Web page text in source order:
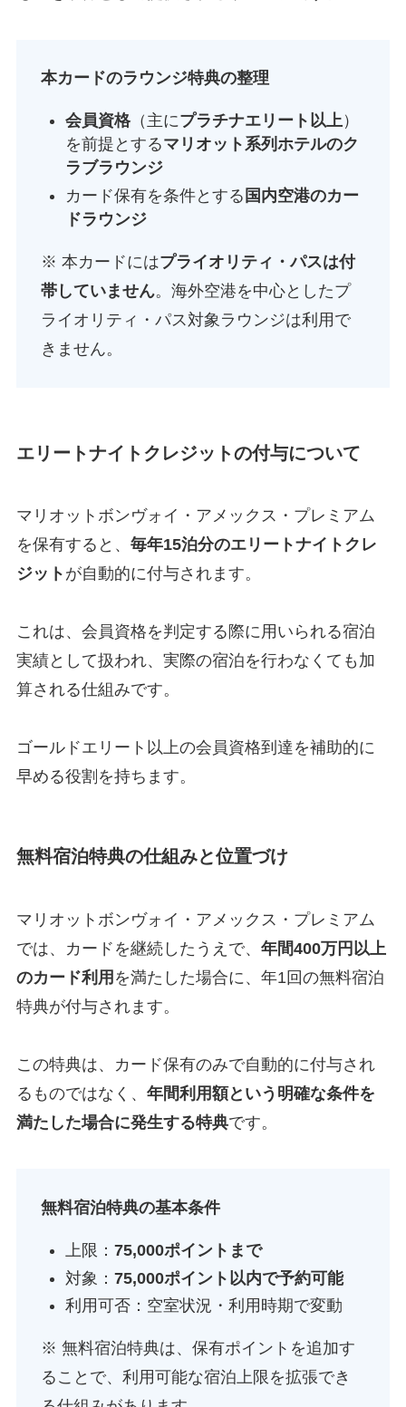
本カードのラウンジ特典の整理
会員資格（主にプラチナエリート以上）
を前提とするマリオット系列ホテルのク
ラブラウンジ
カード保有を条件とする 国内空港のカー
ドラウンジ
※ 本カードにはプライオリティ・パスは付
帯していません。海外空港を中心としたプ
ライオリティ・パス対象ラウンジは利用で
きません。
エリートナイトクレジットの付与について
マリオットボンヴォイ・アメックス・プレミアム
を保有すると、 毎年15泊分のエリートナイトクレ
ジット が自動的に付与されます。
これは、会員資格を判定する際に用いられる宿泊
実績として扱われ、実際の宿泊を行わなくても加
算される仕組みです。
ゴールドエリート以上の会員資格到達を補助的に
早める役割を持ちます。
無料宿泊特典の仕組みと位置づけ
マリオットボンヴォイ・アメックス・プレミアム
では、カードを継続したうえで、 年間400万円以上
のカード利用 を満たした場合に、年1回の無料宿泊
特典が付与されます。
この特典は、カード保有のみで自動的に付与され
るものではなく、 年間利用額という明確な条件を
満たした場合に発生する特典です。
無料宿泊特典の基本条件
上限： 75,000ポイントまで
対象： 75,000ポイント以内で予約可能
利用可否：空室状況・利用時期で変動
※ 無料宿泊特典は、保有ポイントを追加す
ることで、利用可能な宿泊上限を拡張でき